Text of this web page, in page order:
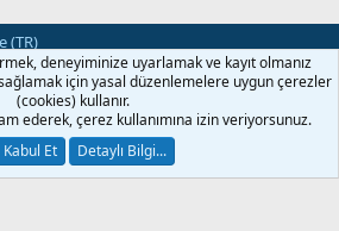
(TR)
Gizlilik Politikası
Yardım
® © 2010-2026 XenForo Ltd.
- XenGenTr
deneyiminize uyarlamak ve kayıt olmanız
için yasal düzenlemelere uygun çerezler
(cookies) kullanır.
ederek, çerez kullanımına izin veriyorsunuz.
Kabul Et
Detaylı Bilgi...